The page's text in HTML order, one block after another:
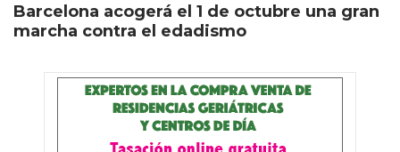
Barcelona acogerá el 1 de octubre una gran
marcha contra el edadismo